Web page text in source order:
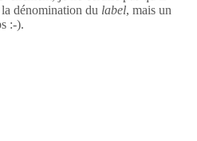
dénomination du label, mais un
:-).